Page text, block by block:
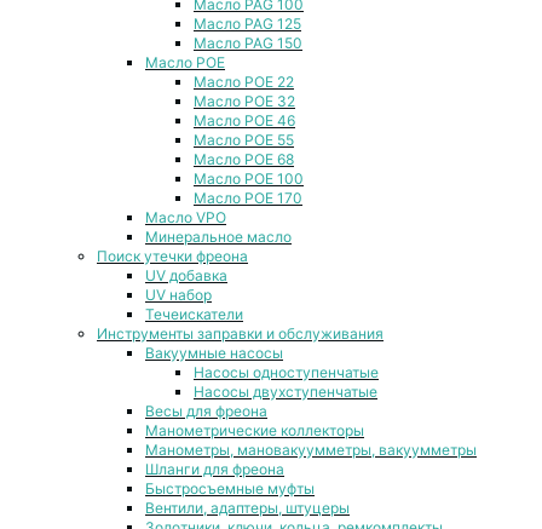
Масло PAG 100
Масло PAG 125
Масло PAG 150
Масло POE
Масло POE 22
Масло POE 32
Масло POE 46
Масло POE 55
Масло POE 68
Масло POE 100
Масло POE 170
Масло VPO
Минеральное масло
Поиск утечки фреона
UV добавка
UV набор
Течеискатели
Инструменты заправки и обслуживания
Вакуумные насосы
Насосы одноступенчатые
Насосы двухступенчатые
Весы для фреона
Манометрические коллекторы
Манометры, мановакуумметры, вакуумметры
Шланги для фреона
Быстросъемные муфты
Вентили, адаптеры, штуцеры